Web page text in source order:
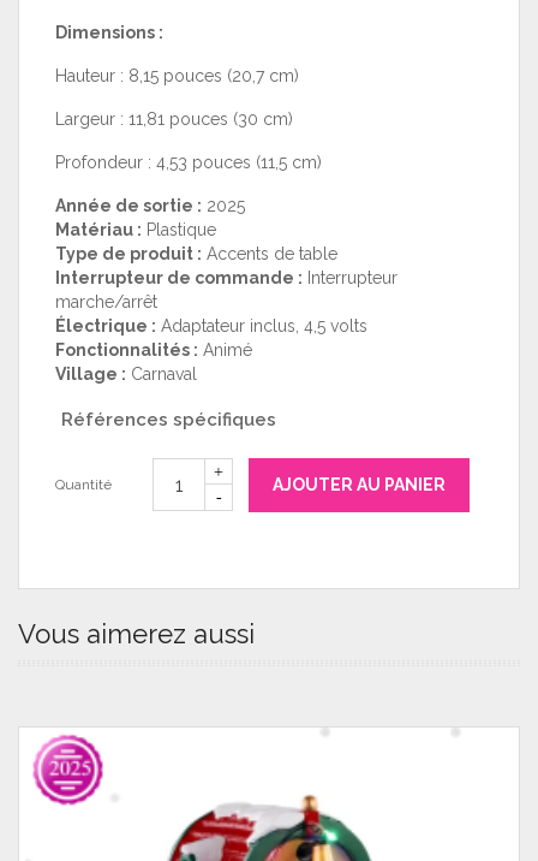
Dimensions :
Hauteur : 8,15 pouces (20,7 cm)
Largeur : 11,81 pouces (30 cm)
Profondeur : 4,53 pouces (11,5 cm)
Année de sortie : 2025
Matériau : Plastique
Type de produit : Accents de table
Interrupteur de commande : Interrupteur
marche/arrêt
Électrique : Adaptateur inclus, 4,5 volts
Fonctionnalités : Animé
Village : Carnaval
Références spécifiques
Quantité AJOUTER AU PANIER
Vous aimerez aussi